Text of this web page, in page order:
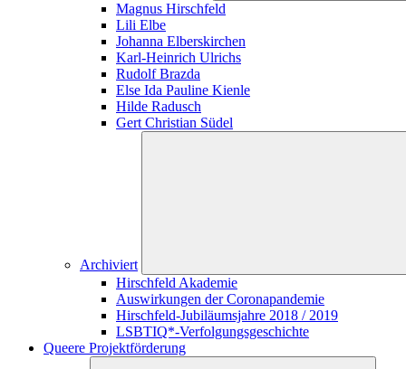
Magnus Hirschfeld
Lili Elbe
Johanna Elberskirchen
Karl-Heinrich Ulrichs
Rudolf Brazda
Else Ida Pauline Kienle
Hilde Radusch
Gert Christian Südel
Archiviert
Hirschfeld Akademie
Auswirkungen der Coronapandemie
Hirschfeld-Jubiläumsjahre 2018 / 2019
LSBTIQ*-Verfolgungsgeschichte
Queere Projektförderung